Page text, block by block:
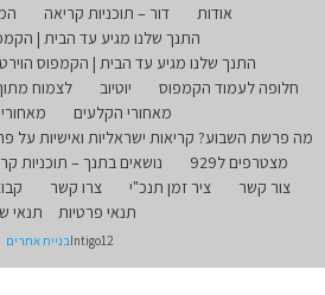
אודות
דור – תוכניות קריאה
התנך שלנו מגיע עד הבית |
התנך שלנו מגיע עד הבית | הקמפוס
חלופה לעמוד הקמפוס
יוטיוב לצמוח
מאחורי הקלעים
מה פרשת השבוע? קריאות ישראליות ואישיות על
מצטרפים ל929
נושאים בתנך – תוכניות
צור קשר
ציר זמן תנכ"י צרו קשר
תנאי פרטיות
תנאי
Intigo12בניית אתרים